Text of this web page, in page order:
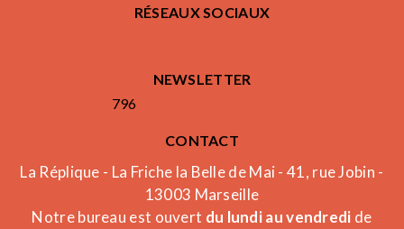
RÉSEAUX SOCIAUX
NEWSLETTER
796
CONTACT
La Réplique - La Friche la Belle de Mai - 41, rue Jobin -
13003 Marseille
Notre bureau est ouvert du lundi au vendredi de